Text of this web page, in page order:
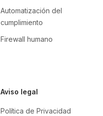
Automatización del
cumplimiento
Firewall humano
Aviso legal
Política de Privacidad